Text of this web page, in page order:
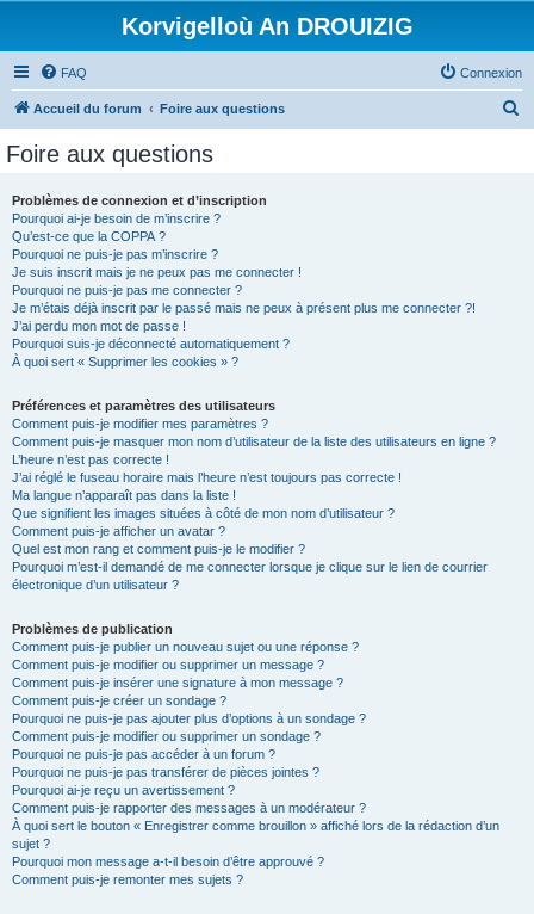
Korvigelloù An DROUIZIG
FAQ Connexion
Accueil du forum Foire aux questions
Foire aux questions
Problèmes de connexion et d’inscription
Pourquoi ai-je besoin de m’inscrire ?
Qu’est-ce que la COPPA ?
Pourquoi ne puis-je pas m’inscrire ?
Je suis inscrit mais je ne peux pas me connecter !
Pourquoi ne puis-je pas me connecter ?
Je m’étais déjà inscrit par le passé mais ne peux à présent plus me connecter ?!
J’ai perdu mon mot de passe !
Pourquoi suis-je déconnecté automatiquement ?
À quoi sert « Supprimer les cookies » ?
Préférences et paramètres des utilisateurs
Comment puis-je modifier mes paramètres ?
Comment puis-je masquer mon nom d’utilisateur de la liste des utilisateurs en ligne ?
L’heure n’est pas correcte !
J’ai réglé le fuseau horaire mais l’heure n’est toujours pas correcte !
Ma langue n’apparaît pas dans la liste !
Que signifient les images situées à côté de mon nom d’utilisateur ?
Comment puis-je afficher un avatar ?
Quel est mon rang et comment puis-je le modifier ?
Pourquoi m’est-il demandé de me connecter lorsque je clique sur le lien de courrier
électronique d’un utilisateur ?
Problèmes de publication
Comment puis-je publier un nouveau sujet ou une réponse ?
Comment puis-je modifier ou supprimer un message ?
Comment puis-je insérer une signature à mon message ?
Comment puis-je créer un sondage ?
Pourquoi ne puis-je pas ajouter plus d’options à un sondage ?
Comment puis-je modifier ou supprimer un sondage ?
Pourquoi ne puis-je pas accéder à un forum ?
Pourquoi ne puis-je pas transférer de pièces jointes ?
Pourquoi ai-je reçu un avertissement ?
Comment puis-je rapporter des messages à un modérateur ?
À quoi sert le bouton « Enregistrer comme brouillon » affiché lors de la rédaction d’un
sujet ?
Pourquoi mon message a-t-il besoin d’être approuvé ?
Comment puis-je remonter mes sujets ?